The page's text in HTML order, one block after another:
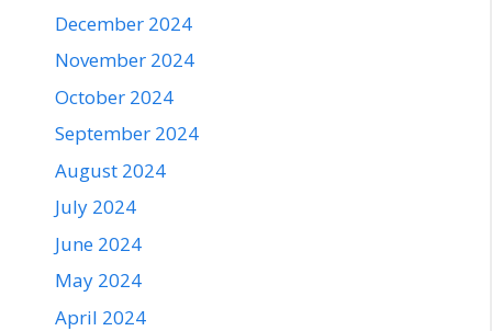
December 2024
November 2024
October 2024
September 2024
August 2024
July 2024
June 2024
May 2024
April 2024